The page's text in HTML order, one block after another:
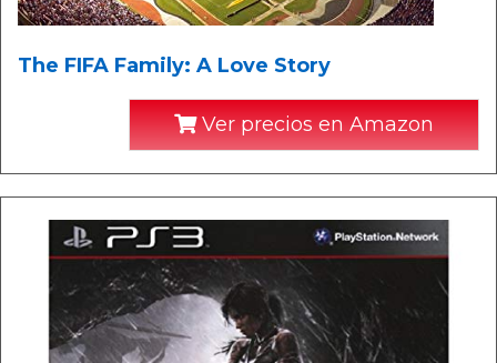
The FIFA Family: A Love Story
Ver precios en Amazon